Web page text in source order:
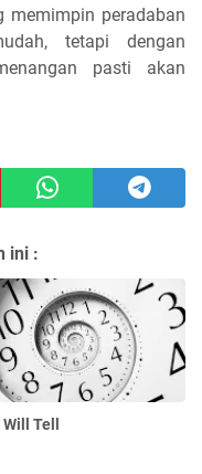
memimpin peradaban
tetapi dengan
pasti akan
ini :
Tell